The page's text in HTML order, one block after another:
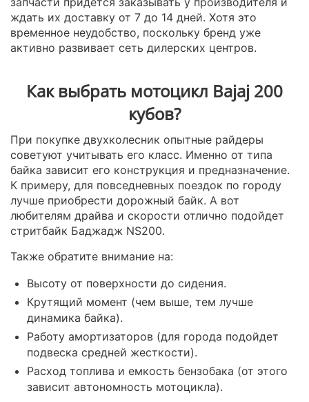
ждать их доставку от 7 до 14 дней. Хотя это
временное неудобство, поскольку бренд уже
активно развивает сеть дилерских центров.
Как выбрать мотоцикл Bajaj 200
кубов?
При покупке двухколесник опытные райдеры
советуют учитывать его класс. Именно от типа
байка зависит его конструкция и предназначение.
К примеру, для повседневных поездок по городу
лучше приобрести дорожный байк. А вот
любителям драйва и скорости отлично подойдет
стритбайк Баджадж NS200.
Также обратите внимание на:
Высоту от поверхности до сидения.
Крутящий момент (чем выше, тем лучше
динамика байка).
Работу амортизаторов (для города подойдет
подвеска средней жесткости).
Расход топлива и емкость бензобака (от этого
зависит автономность мотоцикла).